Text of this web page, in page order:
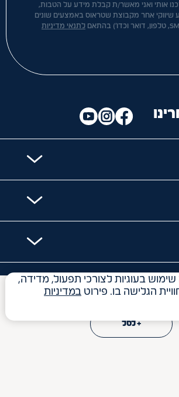
10
₪
+ לסל
אותי ואני מאשר/ת קבלת מידע על הטבות,
שיווקי אחר מקבוצת שטראוס באמצעים שונים
לתנאי מדיניות
מאובטח עם
בעוגיות לצורכי תפעול, מדידה,
הגלישה בו. פירוט במדיניות